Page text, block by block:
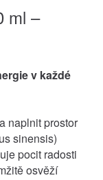
ml –
v každé
naplnit prostor
sinensis)
pocit radosti
osvěží